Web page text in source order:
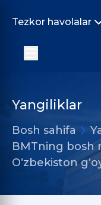
Tezkor havolalar
Yangiliklar
Bosh sahifa
BMTning bosh
O‘zbekiston